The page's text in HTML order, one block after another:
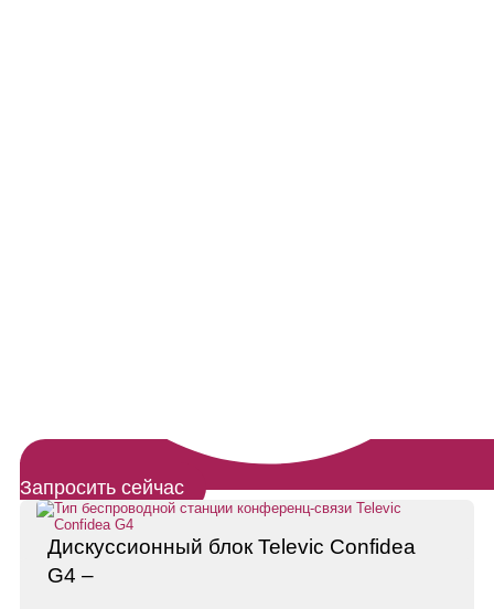
Запросить сейчас
Дискуссионный блок Televic Confidea
G4 –